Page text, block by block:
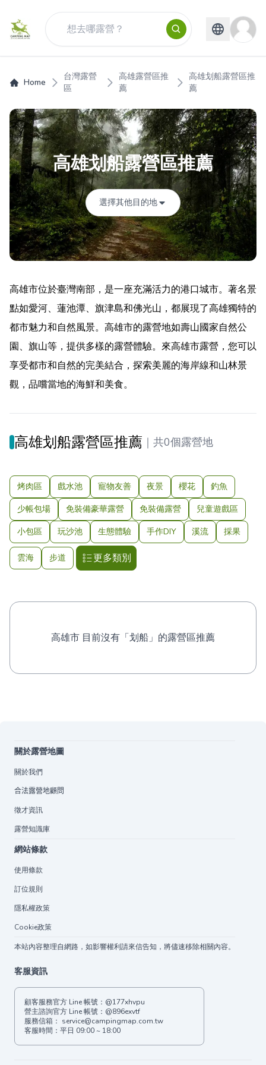
Home
台灣露營
區
高雄露營區推
薦
高雄划船露營區推
薦
高雄划船露營區推薦
選擇其他目的地
高雄市位於臺灣南部，是一座充滿活力的港口城市。著名景
點如愛河、蓮池潭、旗津島和佛光山，都展現了高雄獨特的
都市魅力和自然風景。高雄市的露營地如壽山國家自然公
園、旗山等，提供多樣的露營體驗。來高雄市露營，您可以
享受都市和自然的完美結合，探索美麗的海岸線和山林景
觀，品嚐當地的海鮮和美食。
高雄划船露營區推薦 ｜ 共0個露營地
烤肉區 戲水池 寵物友善 夜景 櫻花
釣魚
少帳包場
免裝備豪華露營 免裝備露營
兒童遊戲區
小包區
玩沙池 生態體驗 手作DIY 溪流 採果
雲海 步道 更多類別
高雄市 目前沒有「划船」的露營區推薦
關於露營地圖
關於我們
合法露營地顧問
徵才資訊
露營知識庫
網站條款
使用條款
訂位規則
隱私權政策
Cookie政策
本站內容整理自網路，如影響權利請來信告知，將儘速移除相關內容。
客服資訊
顧客服務官方 Line 帳號： @177xhvpu
營主諮詢官方 Line 帳號： @896exvtf
服務信箱： service@campingmap.com.tw
客服時間：平日 09:00 ~ 18:00